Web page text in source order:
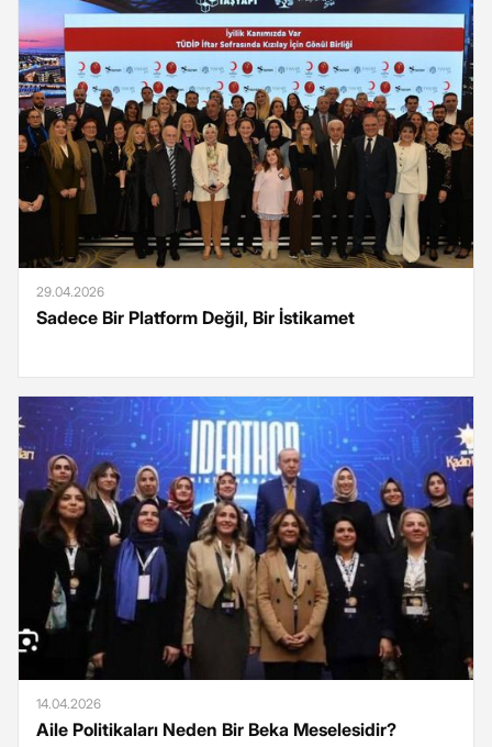
29.04.2026
Sadece Bir Platform Değil, Bir İstikamet
14.04.2026
Aile Politikaları Neden Bir Beka Meselesidir?